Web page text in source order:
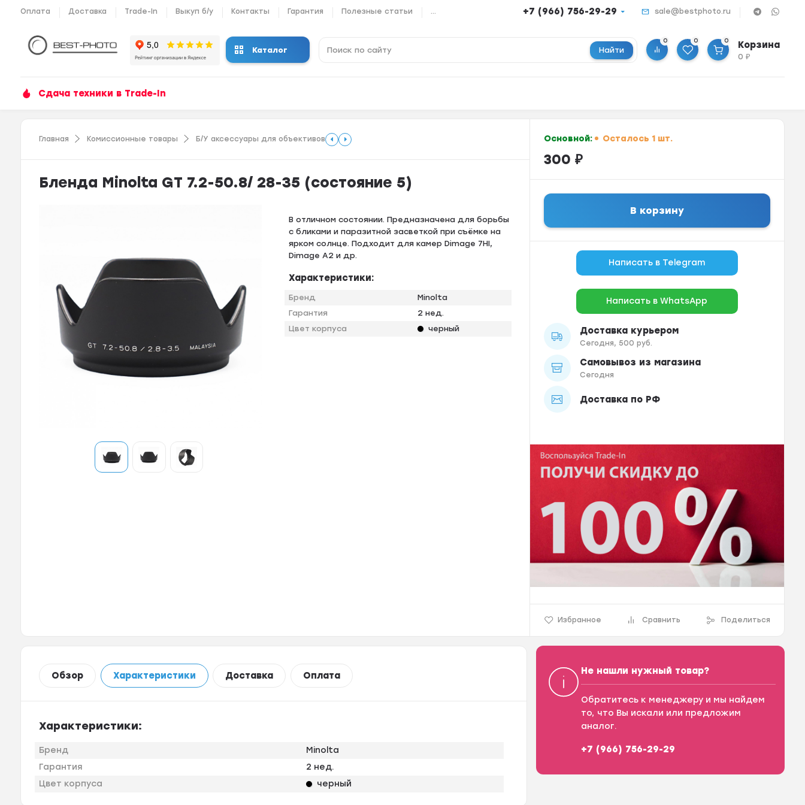
Оплата Доставка Trade-In Выкуп б/у Контакты Гарантия Полезные статьи ... +7 (966) 756-29-29 sale@bestphoto.ru
Каталог Найти
0 0 0 Корзина
0₽
Сдача техники в Trade-In
Главная Комиссионные товары Б/У аксессуары для объективов
Бленда Minolta GT 7.2-50.8/ 28-35 (состояние 5)
В отличном состоянии. Предназначена для борьбы
с бликами и паразитной засветкой при съёмке на
ярком солнце. Подходит для камер Dimage 7HI,
Dimage A2 и др.
Характеристики:
Бренд
Minolta
Гарантия
2 нед.
Цвет корпуса
черный
Основной: Осталось 1 шт.
300 ₽
В корзину
Написать в Telegram
Написать в WhatsApp
Доставка курьером
Сегодня, 500 руб.
Самовывоз из магазина
Сегодня
Доставка по РФ
Избранное Сравнить Поделиться
Обзор Характеристики Доставка Оплата
Характеристики:
Бренд
Minolta
Гарантия
2 нед.
Цвет корпуса
черный
Не нашли нужный товар?
Обратитесь к менеджеру и мы найдем
то, что Вы искали или предложим
аналог.
+7 (966) 756-29-29